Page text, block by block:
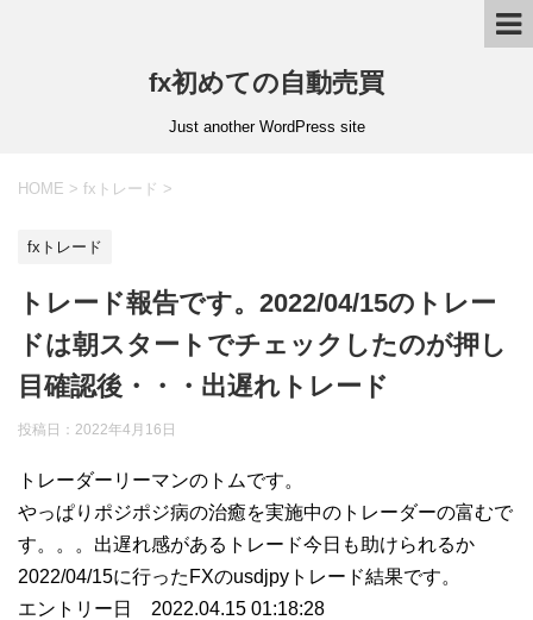
fx初めての自動売買
Just another WordPress site
HOME > fxトレード >
fxトレード
トレード報告です。2022/04/15のトレー
ドは朝スタートでチェックしたのが押し
目確認後・・・出遅れトレード
投稿日： 2022年4月16日
トレーダーリーマンのトムです。
やっぱりポジポジ病の治癒を実施中のトレーダーの富むで
す。。。出遅れ感があるトレード今日も助けられるか
2022/04/15に行ったFXのusdjpyトレード結果です。
エントリー日 2022.04.15 01:18:28